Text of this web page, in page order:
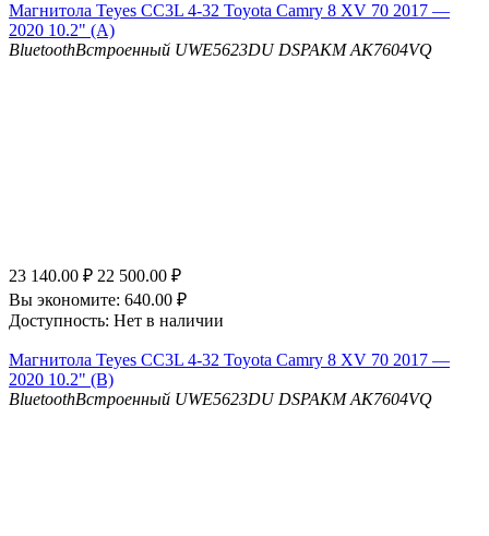
Магнитола Teyes CC3L 4-32 Toyota Camry 8 XV 70 2017 —
2020 10.2" (A)
BluetoothВстроенный UWE5623DU DSPAKM AK7604VQ
23 140.00 ₽ 22 500.00 ₽
Вы экономите: 640.00 ₽
Доступность: Нет в наличии
Магнитола Teyes CC3L 4-32 Toyota Camry 8 XV 70 2017 —
2020 10.2" (B)
BluetoothВстроенный UWE5623DU DSPAKM AK7604VQ